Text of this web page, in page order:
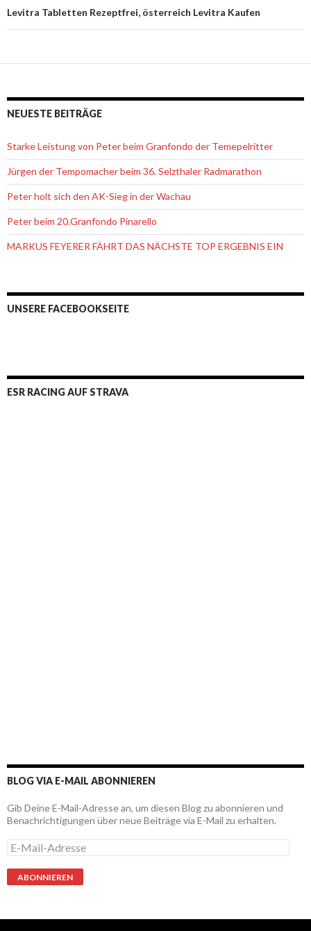
Levitra Tabletten Rezeptfrei, österreich Levitra Kaufen
NEUESTE BEITRÄGE
Starke Leistung von Peter beim Granfondo der Temepelritter
Jürgen der Tempomacher beim 36. Selzthaler Radmarathon
Peter holt sich den AK-Sieg in der Wachau
Peter beim 20.Granfondo Pinarello
MARKUS FEYERER FÄHRT DAS NÄCHSTE TOP ERGEBNIS EIN
UNSERE FACEBOOKSEITE
ESR RACING AUF STRAVA
BLOG VIA E-MAIL ABONNIEREN
Gib Deine E-Mail-Adresse an, um diesen Blog zu abonnieren und
Benachrichtigungen über neue Beiträge via E-Mail zu erhalten.
E
-
M
a
-